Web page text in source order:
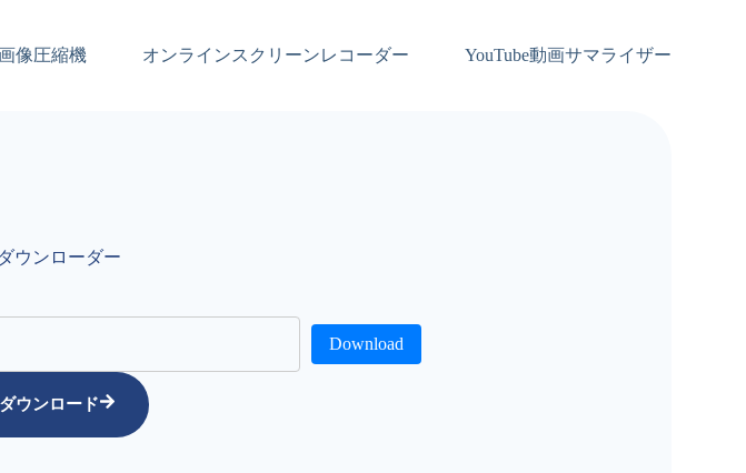
像圧縮機 オンラインスクリーンレコーダー YouTube動画サマライザー
ウンローダー
Download
ウンロード